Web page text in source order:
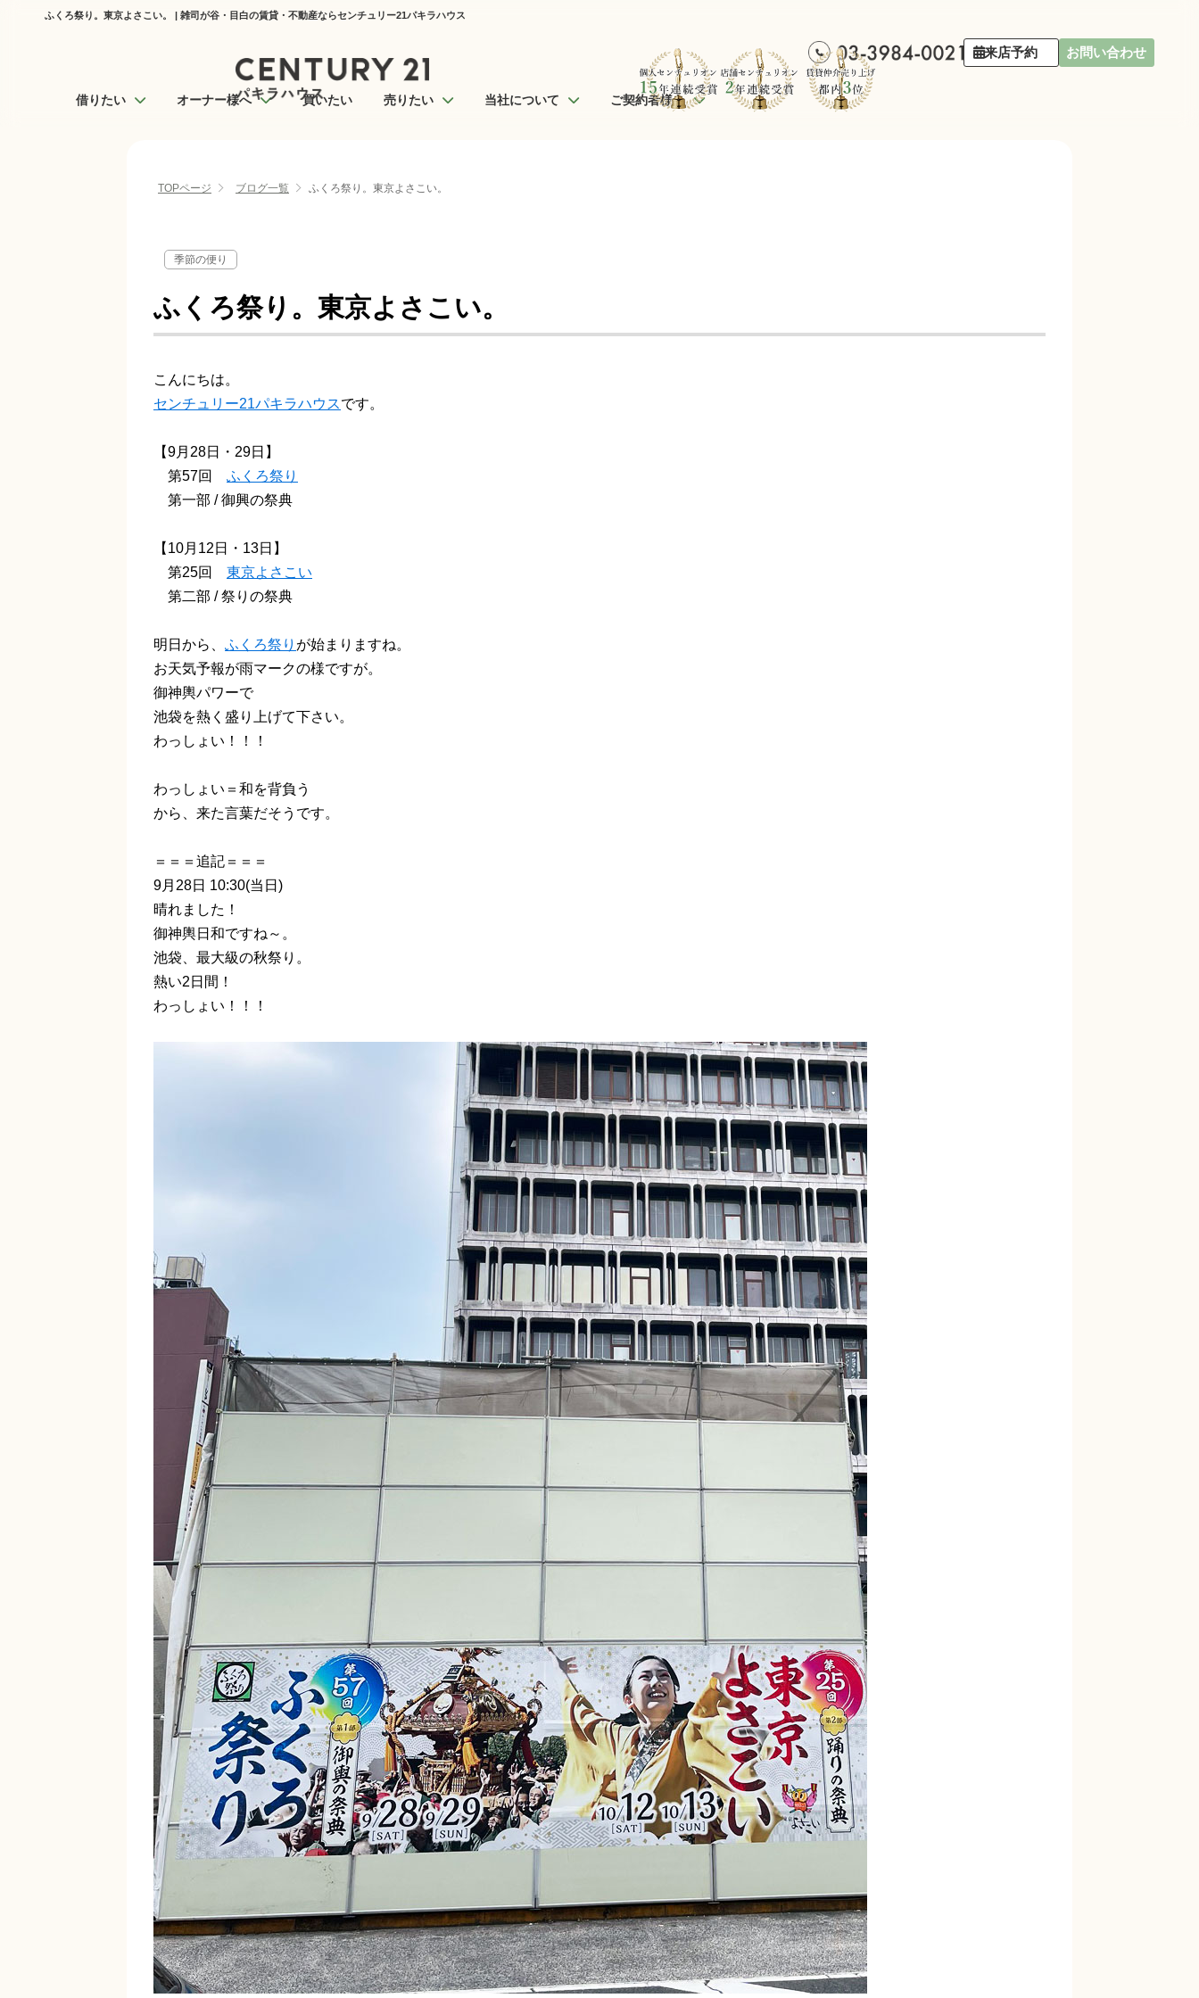
ふくろ祭り。東京よさこい。 | 雑司が谷・目白の賃貸・不動産ならセンチュリー21パキラハウス
来店予約 お問い合わせ
借りたい オーナー様へ 買いたい 売りたい 当社について ご契約者様へ
TOPページ ブログ一覧 ふくろ祭り。東京よさこい。
季節の便り
ふくろ祭り。東京よさこい。
こんにちは。
センチュリー21パキラハウスです。
【9月28日・29日】
第57回 ふくろ祭り
第一部 / 御興の祭典
【10月12日・13日】
第25回 東京よさこい
第二部 / 祭りの祭典
明日から、 ふくろ祭り が始まりますね。
お天気予報が雨マークの様ですが。
御神輿パワーで
池袋を熱く盛り上げて下さい。
わっしょい！！！
わっしょい＝和を背負う
から、来た言葉だそうです。
＝＝＝追記＝＝＝
9月28日 10:30(当日)
晴れました！
御神輿日和ですね～。
池袋、最大級の秋祭り。
熱い2日間！
わっしょい！！！